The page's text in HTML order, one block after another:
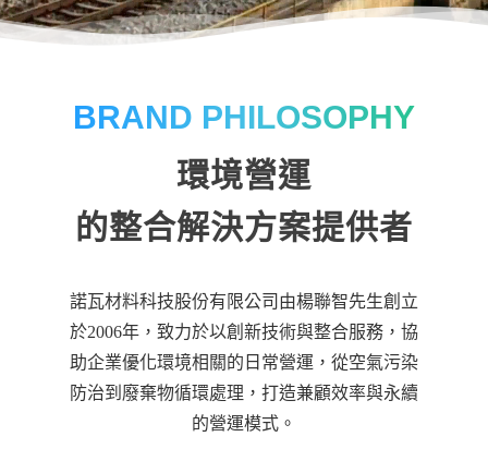
BRAND PHILOSOPHY
環境營運
的整合解決方案提供者
諾瓦材料科技股份有限公司由楊聯智先生創立
於2006年，致力於以創新技術與整合服務，協
助企業優化環境相關的日常營運，從空氣污染
防治到廢棄物循環處理，打造兼顧效率與永續
的營運模式。